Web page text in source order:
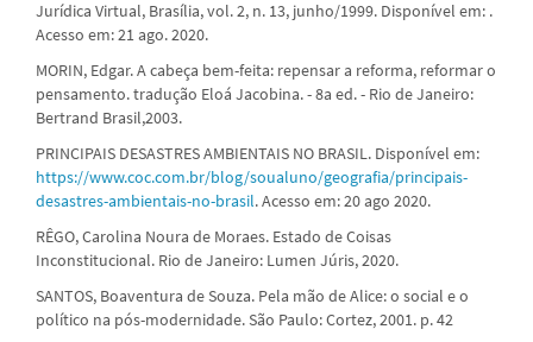
Jurídica Virtual, Brasília, vol. 2, n. 13, junho/1999. Disponível em: .
Acesso em: 21 ago. 2020.
MORIN, Edgar. A cabeça bem-feita: repensar a reforma, reformar o
pensamento. tradução Eloá Jacobina. - 8a ed. - Rio de Janeiro:
Bertrand Brasil,2003.
PRINCIPAIS DESASTRES AMBIENTAIS NO BRASIL. Disponível em:
https://www.coc.com.br/blog/soualuno/geografia/principais-
desastres-ambientais-no-brasil. Acesso em: 20 ago 2020.
RÊGO, Carolina Noura de Moraes. Estado de Coisas
Inconstitucional. Rio de Janeiro: Lumen Júris, 2020.
SANTOS, Boaventura de Souza. Pela mão de Alice: o social e o
político na pós-modernidade. São Paulo: Cortez, 2001. p. 42